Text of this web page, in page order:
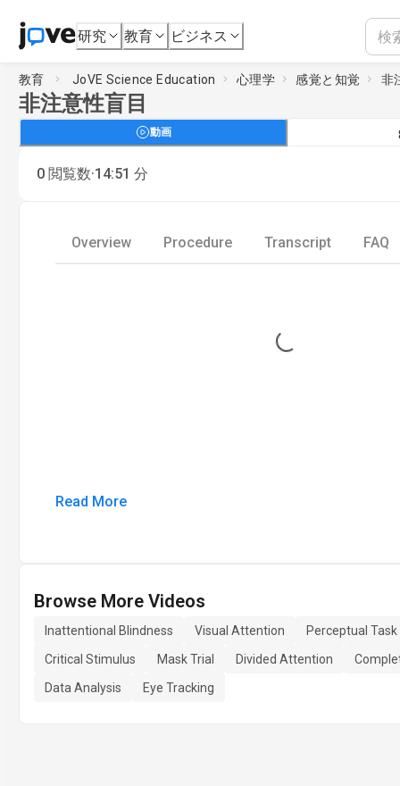
研究 教育 ビジネス
教育 JoVE Science Education 心理学 感覚と知覚 非
非注意性盲目
動画
0 閲覧数·14:51 分
Overview Procedure Transcript FAQ
Loading...
Read More
Browse More Videos
Inattentional Blindness Visual Attention
Perceptual Task
Critical Stimulus
Mask Trial Divided Attention
Data Analysis
Eye Tracking